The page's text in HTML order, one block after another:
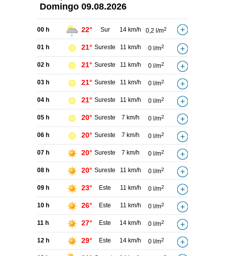
Domingo 09.08.2026
00 h 22° Sur 14 km/h 0,2 l/m2
01 h 21° Sureste 11 km/h 0 l/m2
02 h 21° Sureste 11 km/h 0 l/m2
03 h 21° Sureste 11 km/h 0 l/m2
04 h 21° Sureste 11 km/h 0 l/m2
05 h 20° Sureste 7 km/h 0 l/m2
06 h 20° Sureste 7 km/h 0 l/m2
07 h 20° Sureste 7 km/h 0 l/m2
08 h 20° Sureste 11 km/h 0 l/m2
09 h 23° Este 11 km/h 0 l/m2
10 h 26° Este 11 km/h 0 l/m2
11 h 27° Este 14 km/h 0 l/m2
12 h 29° Este 14 km/h 0 l/m2